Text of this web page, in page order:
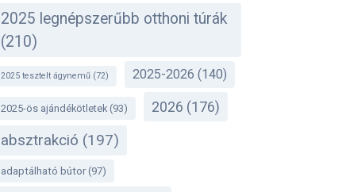
2025 legnépszerűbb otthoni túrák
(210)
2025 tesztelt ágynemű(72) 2025-2026 (140)
2025-ös ajándékötletek(93) 2026 (176)
absztrakció (197)
adaptálható bútor(97)